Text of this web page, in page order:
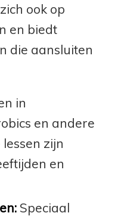
ook op
en biedt
die aansluiten
in
en andere
zijn
en
Speciaal